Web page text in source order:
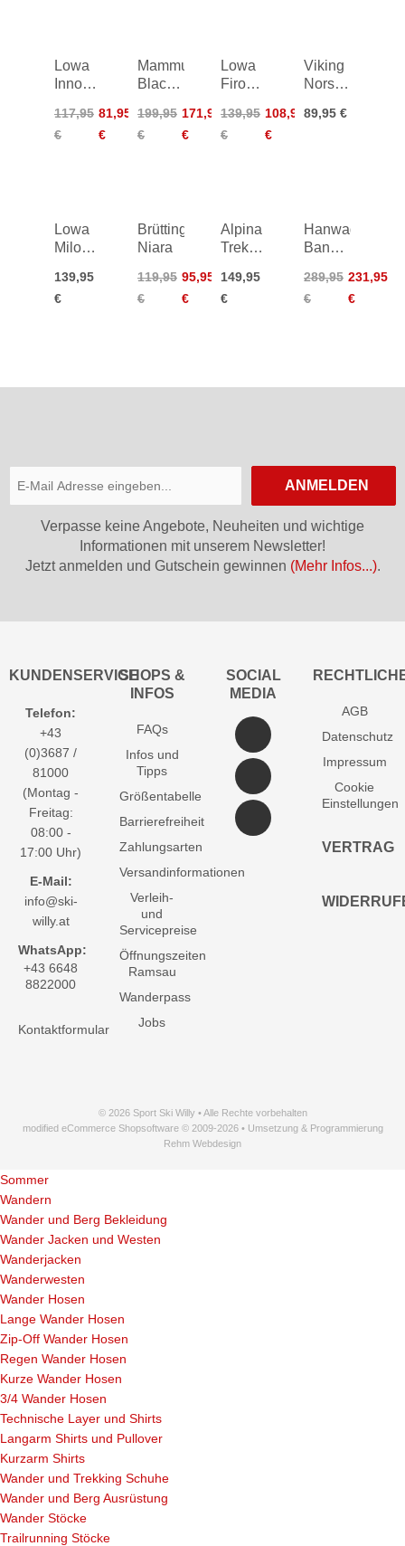
Lowa
Innox
GTX
Lo
117,95
€
81,95
€
Mammut
Blackfin
High
199,95
€
171,95
€
Lowa
Firo
HI
Junior
139,95
€
108,95
€
Viking
Norse
Boot
89,95 €
Lowa
Milo
GTX
HI Boa
139,95
€
Brütting
Niara
119,95
€
95,95
€
Alpina
Trekkingstiefel
Action
149,95
€
Hanwag
Banks
GTX
289,95
€
231,95
€
ANMELDEN
Verpasse keine Angebote, Neuheiten und wichtige
Informationen mit unserem Newsletter!
Jetzt anmelden und Gutschein gewinnen (Mehr Infos...).
KUNDENSERVICE
Telefon:
+43
(0)3687 /
81000
(Montag -
Freitag:
08:00 -
17:00 Uhr)
E-Mail:
info@ski-
willy.at
WhatsApp:
+43 6648
8822000
Kontaktformular
SHOPS &
INFOS
FAQs
Infos und
Tipps
Größentabelle
Barrierefreiheit
Zahlungsarten
Versandinformationen
Verleih-
und
Servicepreise
Öffnungszeiten
Ramsau
Wanderpass
Jobs
SOCIAL
MEDIA
AGB
Datenschutz
Impressum
Cookie
Einstellungen
VERTRAG
© 2026 Sport Ski Willy • Alle Rechte vorbehalten
modified eCommerce Shopsoftware © 2009-2026 • Umsetzung & Programmierung
Rehm Webdesign
Sommer
Wandern
Wander und Berg Bekleidung
Wander Jacken und Westen
Wanderjacken
Wanderwesten
Wander Hosen
Lange Wander Hosen
Zip-Off Wander Hosen
Regen Wander Hosen
Kurze Wander Hosen
3/4 Wander Hosen
Technische Layer und Shirts
Langarm Shirts und Pullover
Kurzarm Shirts
Wander und Trekking Schuhe
Wander und Berg Ausrüstung
Wander Stöcke
Trailrunning Stöcke